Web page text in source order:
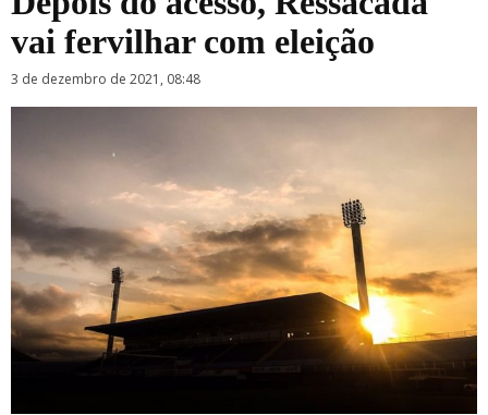
vai fervilhar com eleição
3 de dezembro de 2021, 08:48